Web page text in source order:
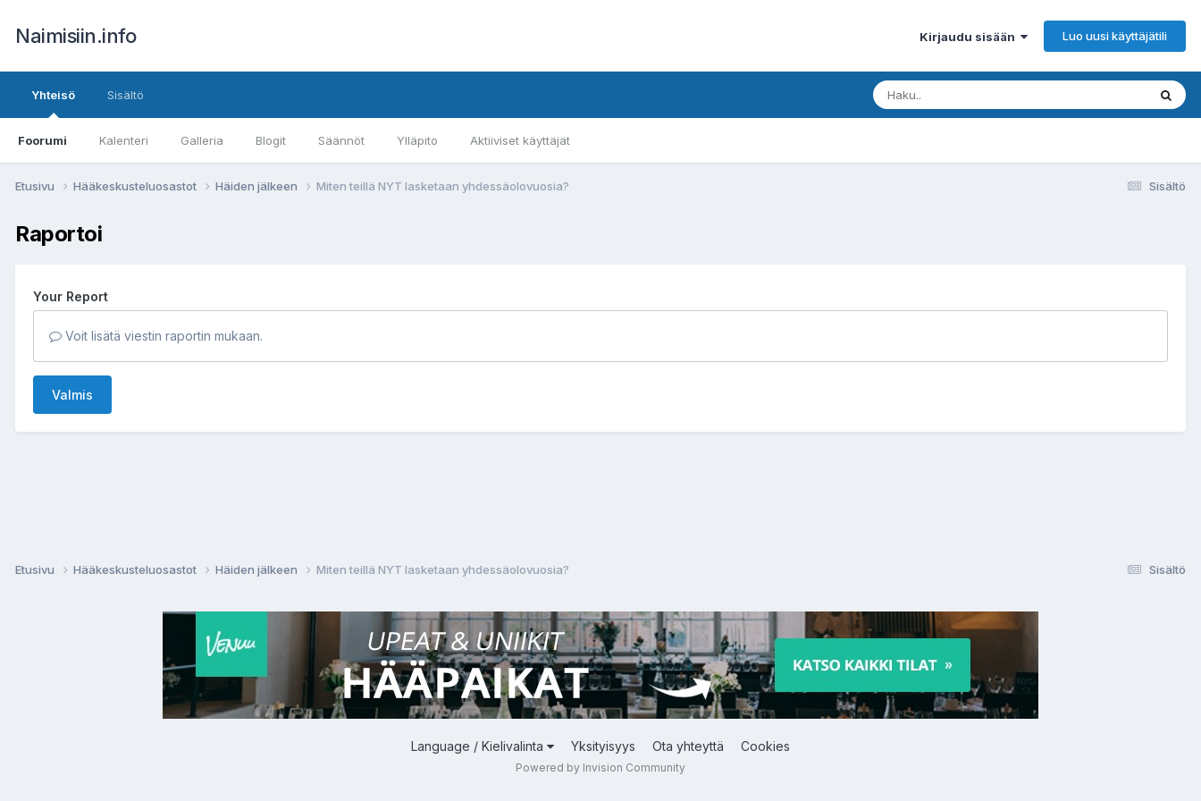
Naimisiin.info Kirjaudu sisään Luo uusi käyttäjätili
Yhteisö
Foorumi Kalenteri Galleria Blogit Säännöt Ylläpito Aktiiviset käyttäjät
Sisältö
Sisältö
Etusivu Hääkeskusteluosastot Häiden jälkeen Miten teillä NYT lasketaan yhdessäolovuosia?
Raportoi
Your Report
Voit lisätä viestin raportin mukaan.
Valmis
Sisältö
Etusivu Hääkeskusteluosastot Häiden jälkeen Miten teillä NYT lasketaan yhdessäolovuosia?
Language / Kielivalinta Yksityisyys Ota yhteyttä Cookies
Powered by Invision Community